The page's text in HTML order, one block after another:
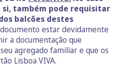
si, também pode requisitar
balcões destes
estar devidamente
a documentação que
agregado familiar e que os
Lisboa VIVA.